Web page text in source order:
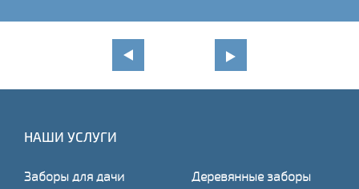
НАШИ УСЛУГИ
Заборы для дачи
Деревянные заборы